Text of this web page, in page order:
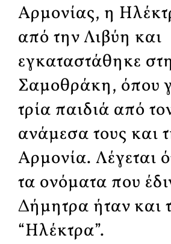
Αρμονίας, η
από την Λιβύη και
εγκαταστάθηκε
Σαμοθράκη, όπου
τρία παιδιά από
ανάμεσα τους και
Αρμονία. Λέγεται
τα ονόματα που
Δήμητρα ήταν και
“Ηλέκτρα”.